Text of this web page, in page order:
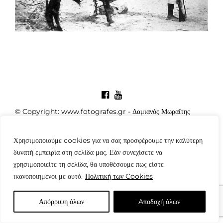
Χρησιμοποιούμε cookies για να σας προσφέρουμε την καλύτερη
δυνατή εμπειρία στη σελίδα μας. Εάν συνεχίσετε να
χρησιμοποιείτε τη σελίδα, θα υποθέσουμε πως είστε
ικανοποιημένοι με αυτό. Πολιτική των Cookies
Απόρριψη όλων Aποδοχή όλων
© Copyright: www.fotografes.gr - Δαμιανός Μωραΐτης